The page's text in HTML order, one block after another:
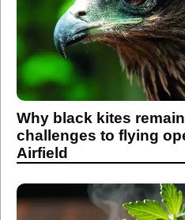
Why black kites
challenges to flying
Airfield